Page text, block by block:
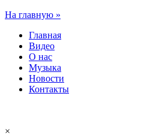
На главную »
Главная
Видео
О нас
Музыка
Новости
Контакты
×